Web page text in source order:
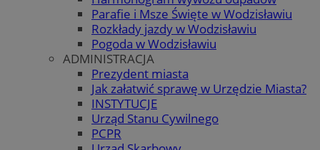
Parafie i Msze Święte w Wodzisławiu
Rozkłady jazdy w Wodzisławiu
Pogoda w Wodzisławiu
ADMINISTRACJA
Prezydent miasta
Jak załatwić sprawę w Urzędzie Miasta?
INSTYTUCJE
Urząd Stanu Cywilnego
PCPR